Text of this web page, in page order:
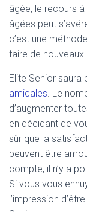
âgée, le recours
âgées peut
c’est une
faire de nouveaux
Elite Senior saura
amicales. Le
d’augmenter
en décidant de
sûr que la
peuvent être
compte, il n’y a
Si vous vous
l’impression